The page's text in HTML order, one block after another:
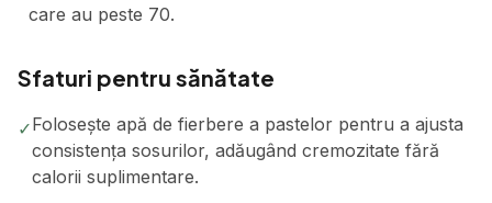
care au peste 70.
Sfaturi pentru sănătate
✓Folosește apă de fierbere a pastelor pentru a ajusta
consistența sosurilor, adăugând cremozitate fără
calorii suplimentare.